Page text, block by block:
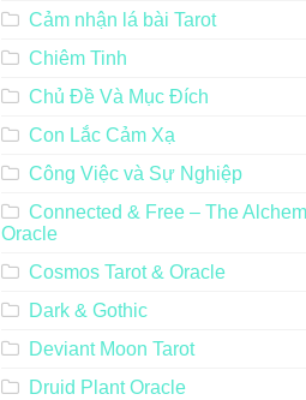
Cảm nhận lá bài Tarot
Chiêm Tinh
Chủ Đề Và Mục Đích
Con Lắc Cảm Xạ
Công Việc và Sự Nghiệp
Connected & Free – The
Oracle
Cosmos Tarot & Oracle
Dark & Gothic
Deviant Moon Tarot
Druid Plant Oracle